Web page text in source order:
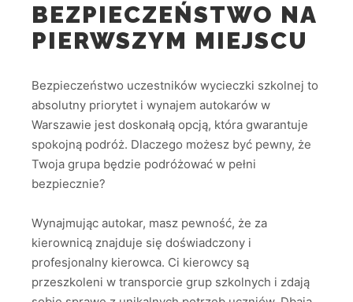
BEZPIECZEŃSTWO NA
PIERWSZYM MIEJSCU
Bezpieczeństwo uczestników wycieczki szkolnej to
absolutny priorytet i wynajem autokarów w
Warszawie jest doskonałą opcją, która gwarantuje
spokojną podróż. Dlaczego możesz być pewny, że
Twoja grupa będzie podróżować w pełni
bezpiecznie?
Wynajmując autokar, masz pewność, że za
kierownicą znajduje się doświadczony i
profesjonalny kierowca. Ci kierowcy są
przeszkoleni w transporcie grup szkolnych i zdają